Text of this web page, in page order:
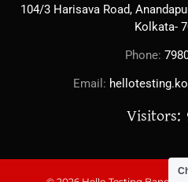
104/3 Harisava Road,
Kolkata-
Phone:
Email:
Visitors: